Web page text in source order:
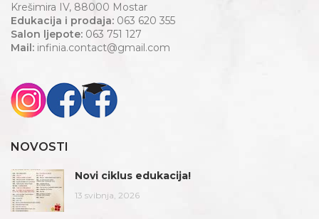
Krešimira IV, 88000 Mostar
Edukacija i prodaja: 063 620 355
Salon ljepote: 063 751 127
Mail: infinia.contact@gmail.com
NOVOSTI
Novi ciklus edukacija!
13 svibnja, 2026